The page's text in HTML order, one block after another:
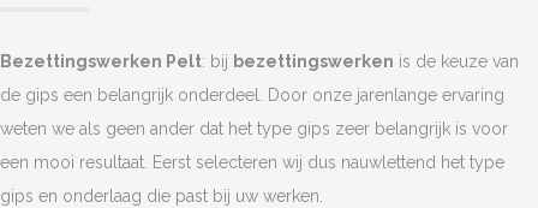
Bezettingswerken Pelt: bij bezettingswerken is de keuze van
de gips een belangrijk onderdeel. Door onze jarenlange ervaring
weten we als geen ander dat het type gips zeer belangrijk is voor
een mooi resultaat. Eerst selecteren wij dus nauwlettend het type
gips en onderlaag die past bij uw werken.